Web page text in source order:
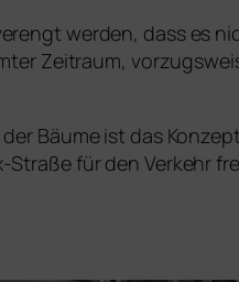
werden, dass es
Zeitraum,
Bäume ist das
für den Verkehr